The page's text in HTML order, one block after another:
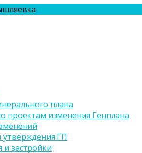
плана
проектам изменения Генплана
утверждения ГП
и застройки